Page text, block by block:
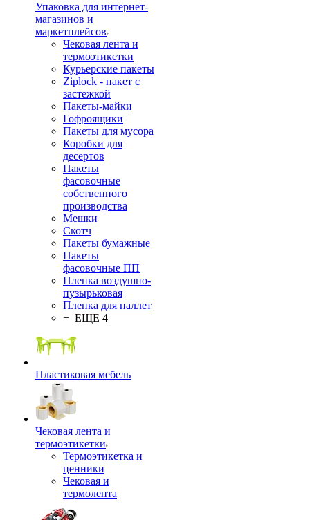
Упаковка для интернет-
магазинов и
маркетплейсов
Чековая лента и
термоэтикетки
Курьерские пакеты
Ziplock - пакет с
застежкой
Пакеты-майки
Гофроящики
Пакеты для мусора
Коробки для
десертов
Пакеты
фасовочные
собственного
производства
Мешки
Скотч
Пакеты бумажные
Пакеты
фасовочные ПП
Пленка воздушно-
пузырьковая
Пленка для паллет
+ ЕЩЕ 4
Пластиковая мебель
Чековая лента и
термоэтикетки
Термоэтикетка и
ценники
Чековая и
термолента